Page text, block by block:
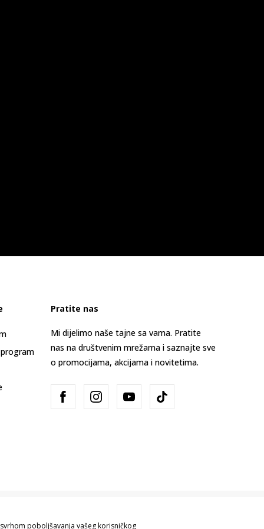
Pratite nas
Mi dijelimo naše tajne sa vama. Pratite
nas na društvenim mrežama i saznajte sve
o promocijama, akcijama i novitetima.
poboljšavanja vašeg korisničkog